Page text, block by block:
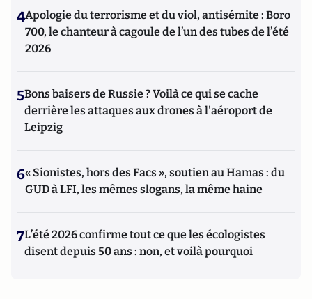
4Apologie du terrorisme et du viol, antisémite : Boro
700, le chanteur à cagoule de l’un des tubes de l’été
2026
5Bons baisers de Russie ? Voilà ce qui se cache
derrière les attaques aux drones à l'aéroport de
Leipzig
6« Sionistes, hors des Facs », soutien au Hamas : du
GUD à LFI, les mêmes slogans, la même haine
7L’été 2026 confirme tout ce que les écologistes
disent depuis 50 ans : non, et voilà pourquoi